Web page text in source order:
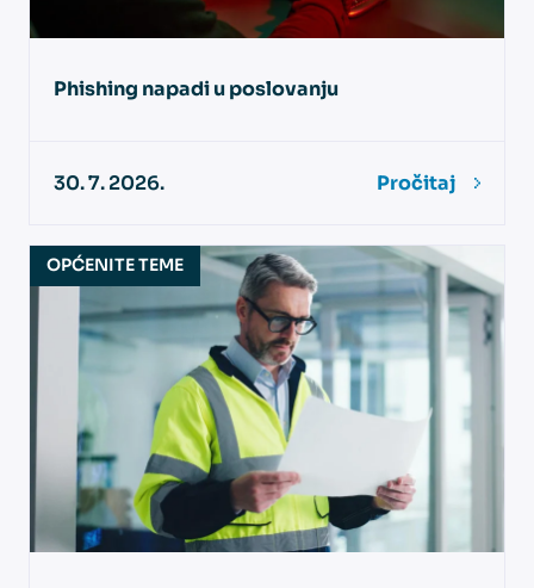
Phishing napadi u poslovanju
30. 7. 2026. Pročitaj
OPĆENITE TEME